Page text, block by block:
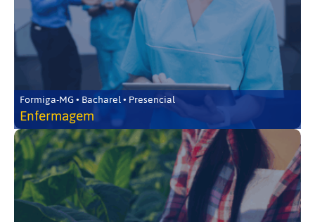
Formiga-MG • Bacharel • Presencial
Enfermagem